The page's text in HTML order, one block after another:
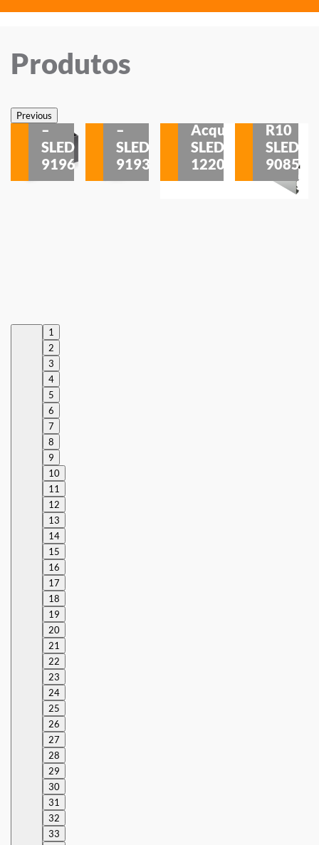
Produtos
PreviousSobrepor
–
SLED
9196
–
SLED
9193
Acqua
SLED
1220
R10
SLED
9085
1
2
3
4
5
6
7
8
9
10
11
12
13
14
15
16
17
18
19
20
21
22
23
24
25
26
27
28
29
30
31
32
33